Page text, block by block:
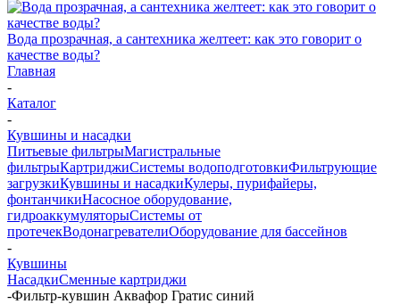
Вода прозрачная, а сантехника желтеет: как это говорит о
качестве воды?
Главная
-
Каталог
-
Кувшины и насадки
Питьевые фильтрыМагистральные
фильтрыКартриджиСистемы водоподготовкиФильтрующие
загрузкиКувшины и насадкиКулеры, пурифайеры,
фонтанчикиНасосное оборудование,
гидроаккумуляторыСистемы от
протечекВодонагревателиОборудование для бассейнов
-
Кувшины
НасадкиСменные картриджи
-Фильтр-кувшин Аквафор Гратис синий